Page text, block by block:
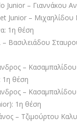
Junior – Γιαννάκου
Junior – Μιχαηλίδου
1η θέση
– Βασιλειάδου
–
1η θέση
–
1η θέση
– Τζιμούρτου